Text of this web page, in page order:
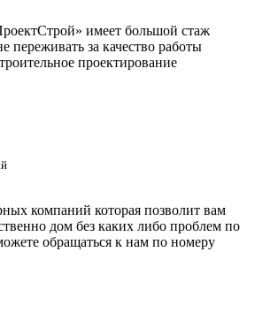
имеет большой стаж
переживать за качество работы
проектирование
компаний которая позволит вам
дом без каких либо проблем по
обращаться к нам по номеру